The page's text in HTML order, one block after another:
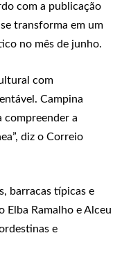
com a publicação
transforma em um
no mês de junho.
com
Campina
compreender a
diz o Correio
barracas típicas e
Elba Ramalho e Alceu
e